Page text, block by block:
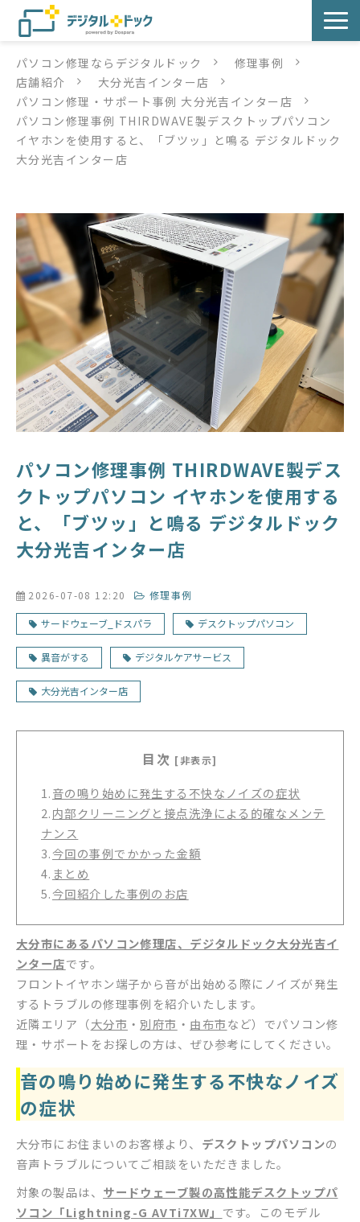
パソコン修理
サービス
サービス提供方法
デジタルドックブログ
パソコン修理ならデジタルドック
修理事例
店舗紹介
大分光吉インター店
パソコン修理・サポート事例 大分光吉インター店
パソコン修理事例 THIRDWAVE製デスクトップパソコン
イヤホンを使用すると、「ブツッ」と鳴る デジタルドック
大分光吉インター店
パソコン修理事例 THIRDWAVE製デス
クトップパソコン イヤホンを使用する
と、「ブツッ」と鳴る デジタルドック
大分光吉インター店
2026-07-08 12:20 修理事例
サードウェーブ_ドスパラ デスクトップパソコン
異音がする デジタルケアサービス
大分光吉インター店
目次 [非表示]
1.音の鳴り始めに発生する不快なノイズの症状
2.内部クリーニングと接点洗浄による的確なメンテ
ナンス
3.今回の事例でかかった金額
4. まとめ
5.今回紹介した事例のお店
大分市にあるパソコン修理店、デジタルドック大分光吉イ
ンター店です。
フロントイヤホン端子から音が出始める際にノイズが発生
するトラブルの修理事例を紹介いたします。
近隣エリア（大分市 ・ 別府市 ・ 由布市など）でパソコン修
理・サポートをお探しの方は、ぜひ参考にしてください。
音の鳴り始めに発生する不快なノイズ
の症状
大分市にお住まいのお客様より、 デスクトップパソコンの
音声トラブルについてご相談をいただきました。
対象の製品は、 サードウェーブ製の高性能デスクトップパ
ソコン「Lightning-G AVTi7XW」 です。このモデル